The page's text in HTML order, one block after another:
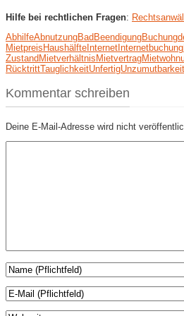
Hilfe bei rechtlichen Fragen:
AbhilfeAbnutzungBadBeendigungBuchung
MietpreisHaushälfteInternetInternetbuchung
ZustandMietverhältnisMietvertrag
RücktrittTauglichkeitUnfertigUnzumutbarkeit
Kommentar schreiben
Deine E-Mail-Adresse wird nicht